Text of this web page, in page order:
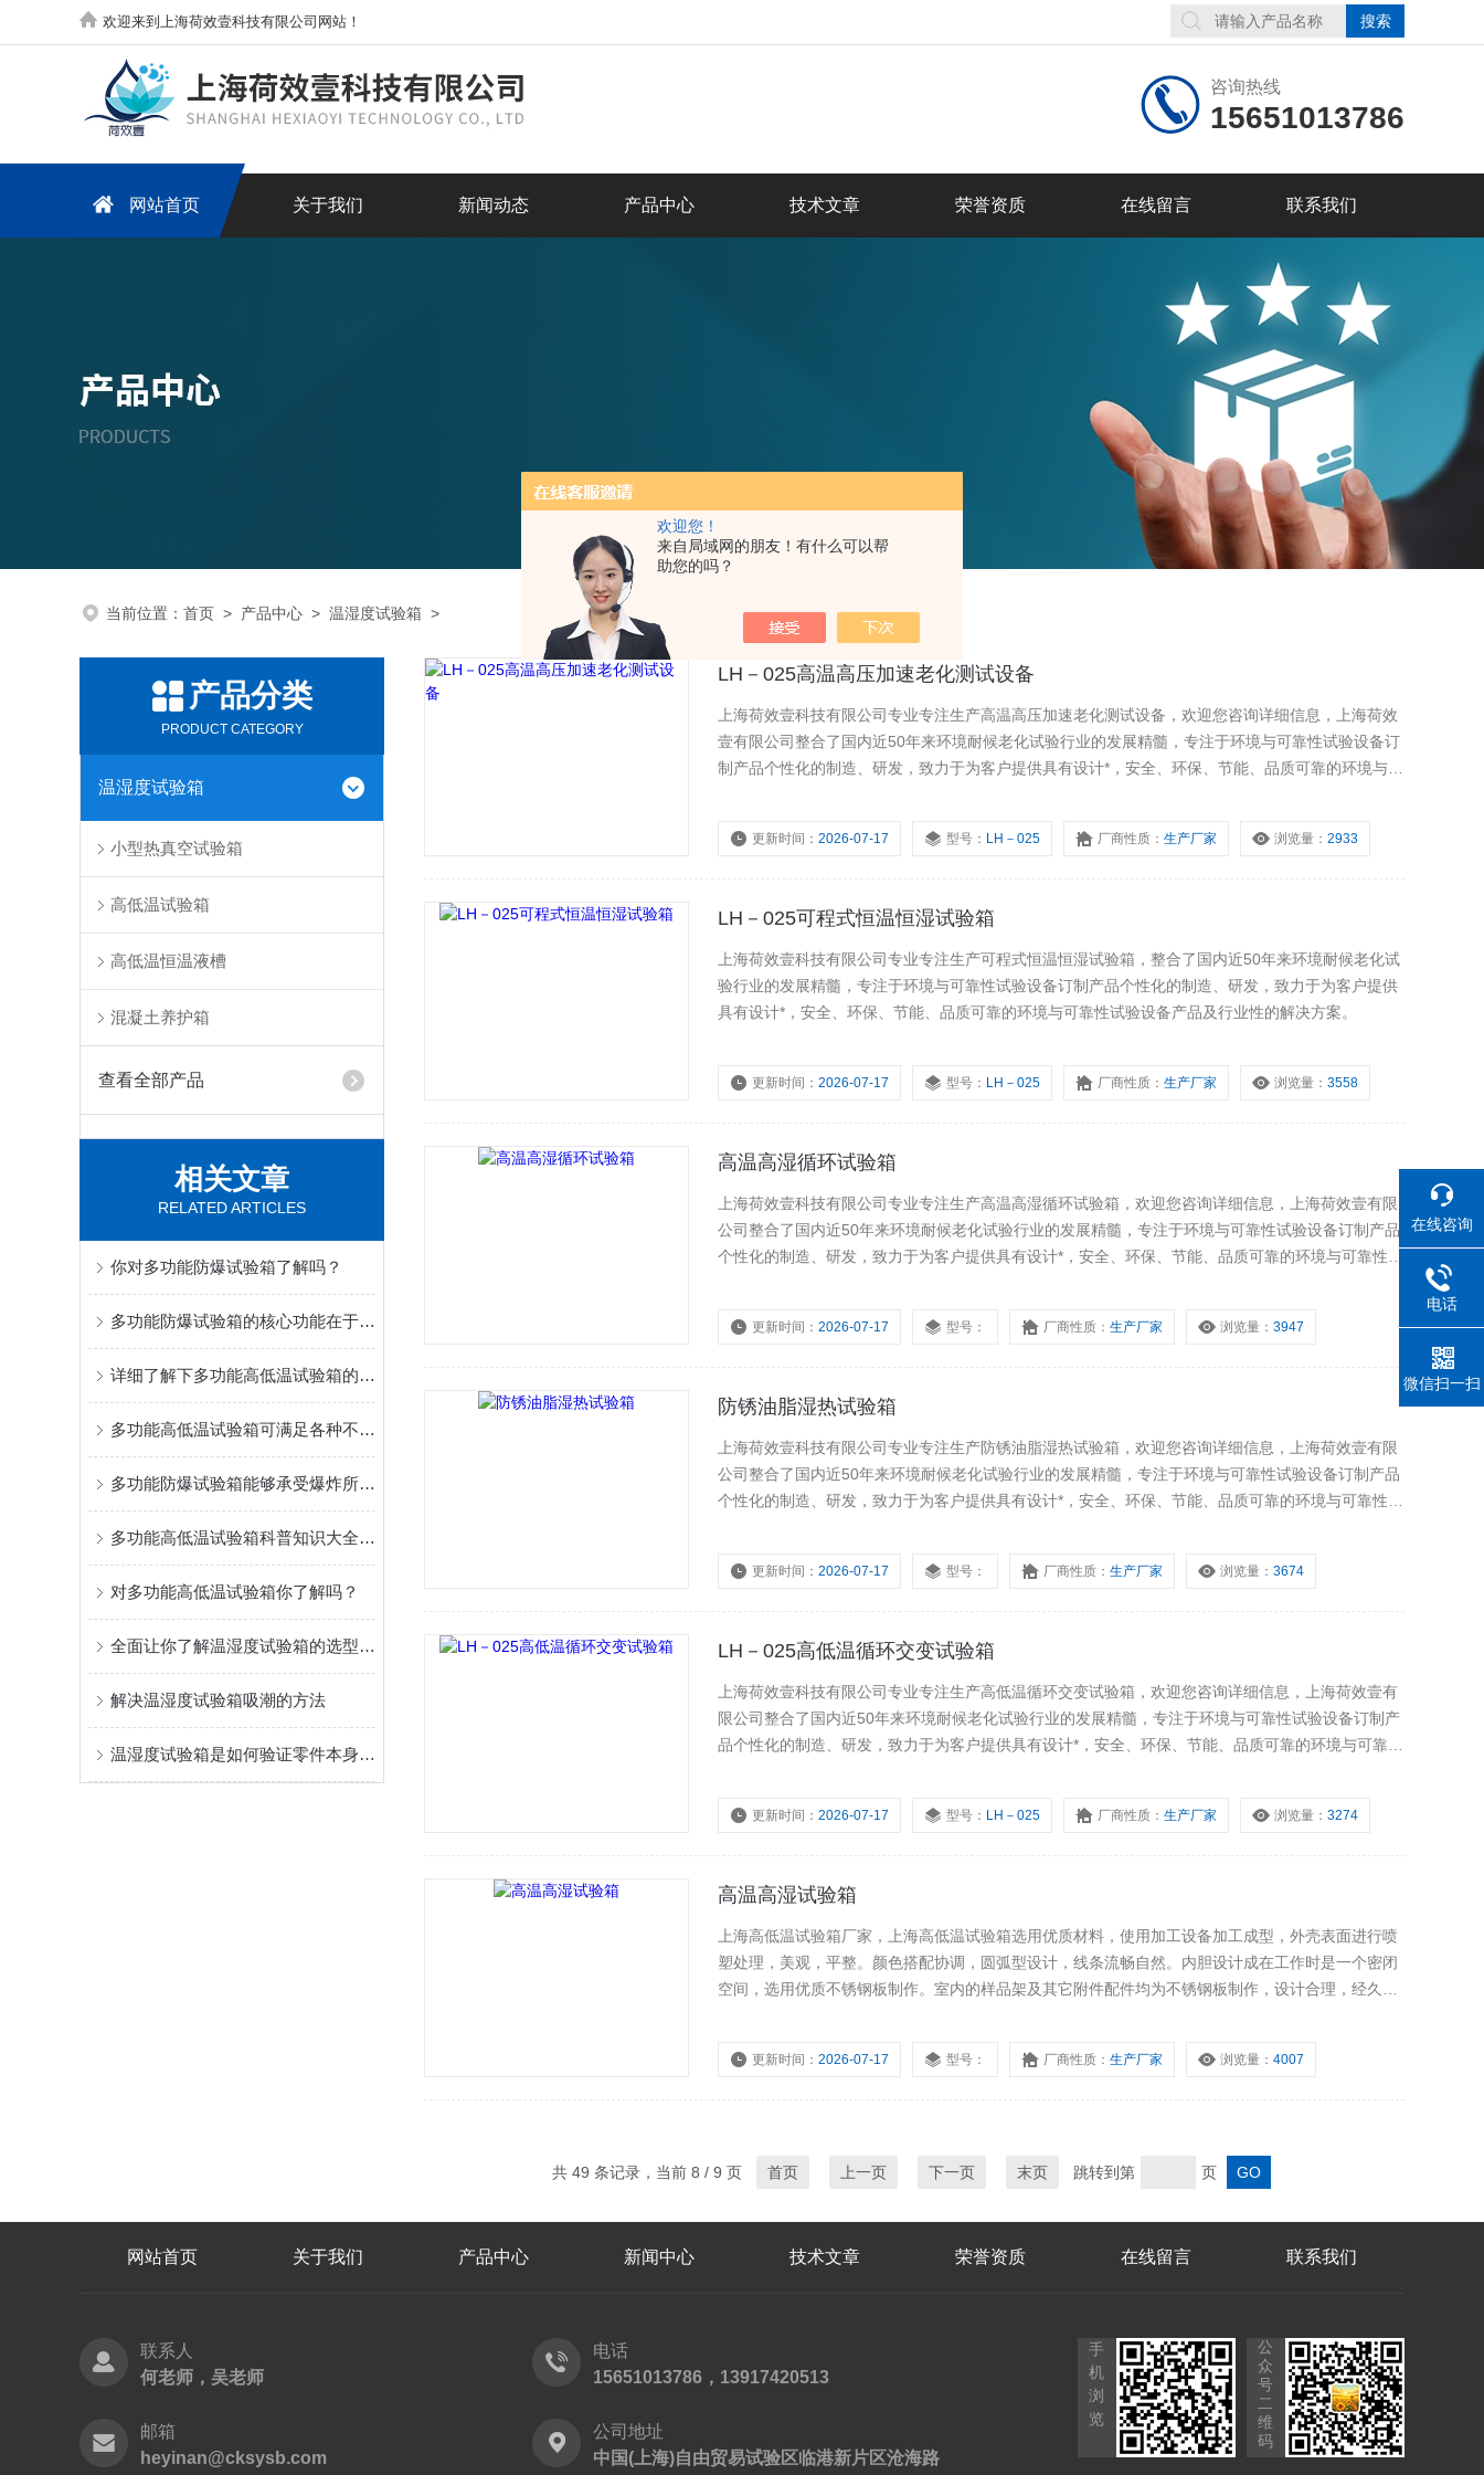
欢迎您！
来自局域网的朋友！有什么可以帮
助您的吗？
欢迎来到上海荷效壹科技有限公司网站！
咨询热线
15651013786
网站首页 关于我们 新闻动态 产品中心 技术文章 荣誉资质 在线留言 联系我们
当前位置： 首页 > 产品中心 > 温湿度试验箱 >
产品分类
PRODUCT CATEGORY
温湿度试验箱
小型热真空试验箱
高低温试验箱
高低温恒温液槽
混凝土养护箱
查看全部产品
相关文章
RELATED ARTICLES
你对多功能防爆试验箱了解吗？
多功能防爆试验箱的核心功能在于其能模拟真实的爆炸场景
详细了解下多功能高低温试验箱的四大核心系统
多功能高低温试验箱可满足各种不同的实验需求
多功能防爆试验箱能够承受爆炸所产生的冲击和压力
多功能高低温试验箱科普知识大全，你真不一定都懂
对多功能高低温试验箱你了解吗？
全面让你了解温湿度试验箱的选型指南，值得查看
解决温湿度试验箱吸潮的方法
温湿度试验箱是如何验证零件本身的可靠性
LH－025高温高压加速老化测试设备
上海荷效壹科技有限公司专业专注生产高温高压加速老化测试设备，欢迎您咨询详细信息，上海荷效
壹有限公司整合了国内近50年来环境耐候老化试验行业的发展精髓，专注于环境与可靠性试验设备订
制产品个性化的制造、研发，致力于为客户提供具有设计*，安全、环保、节能、品质可靠的环境与可
更新时间：2026-07-17 型号： LH－025 厂商性质：生产厂家 浏览量：2933
LH－025可程式恒温恒湿试验箱
上海荷效壹科技有限公司专业专注生产可程式恒温恒湿试验箱，整合了国内近50年来环境耐候老化试
验行业的发展精髓，专注于环境与可靠性试验设备订制产品个性化的制造、研发，致力于为客户提供
具有设计*，安全、环保、节能、品质可靠的环境与可靠性试验设备产品及行业性的解决方案。
更新时间：2026-07-17 型号： LH－025 厂商性质：生产厂家 浏览量：3558
高温高湿循环试验箱
上海荷效壹科技有限公司专业专注生产高温高湿循环试验箱，欢迎您咨询详细信息，上海荷效壹有限
公司整合了国内近50年来环境耐候老化试验行业的发展精髓，专注于环境与可靠性试验设备订制产品
个性化的制造、研发，致力于为客户提供具有设计*，安全、环保、节能、品质可靠的环境与可靠性试
更新时间：2026-07-17 型号： 厂商性质：生产厂家 浏览量：3947
防锈油脂湿热试验箱
上海荷效壹科技有限公司专业专注生产防锈油脂湿热试验箱，欢迎您咨询详细信息，上海荷效壹有限
公司整合了国内近50年来环境耐候老化试验行业的发展精髓，专注于环境与可靠性试验设备订制产品
个性化的制造、研发，致力于为客户提供具有设计*，安全、环保、节能、品质可靠的环境与可靠性试
更新时间：2026-07-17 型号： 厂商性质：生产厂家 浏览量：3674
LH－025高低温循环交变试验箱
上海荷效壹科技有限公司专业专注生产高低温循环交变试验箱，欢迎您咨询详细信息，上海荷效壹有
限公司整合了国内近50年来环境耐候老化试验行业的发展精髓，专注于环境与可靠性试验设备订制产
品个性化的制造、研发，致力于为客户提供具有设计*，安全、环保、节能、品质可靠的环境与可靠性
更新时间：2026-07-17 型号： LH－025 厂商性质：生产厂家 浏览量：3274
高温高湿试验箱
上海高低温试验箱厂家，上海高低温试验箱选用优质材料，使用加工设备加工成型，外壳表面进行喷
塑处理，美观，平整。颜色搭配协调，圆弧型设计，线条流畅自然。内胆设计成在工作时是一个密闭
空间，选用优质不锈钢板制作。室内的样品架及其它附件配件均为不锈钢板制作，设计合理，经久耐
更新时间：2026-07-17 型号： 厂商性质：生产厂家 浏览量：4007
共 49 条记录，当前 8 / 9 页 首页 上一页 下一页 末页 跳转到第 页
网站首页 关于我们 产品中心 新闻中心 技术文章 荣誉资质 在线留言 联系我们
联系人
何老师，吴老师
电话
15651013786，13917420513
邮箱
heyinan@cksysb.com
公司地址
中国(上海)自由贸易试验区临港新片区沧海路
手
机
浏
览
公
众
号
二
维
码
在线咨询
电话
微信扫一扫